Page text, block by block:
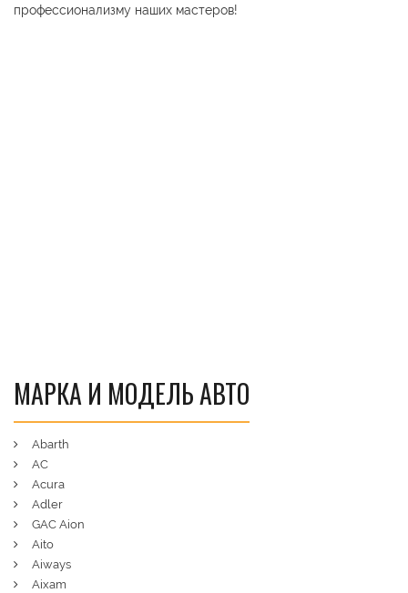
профессионализму наших мастеров!
МАРКА И МОДЕЛЬ АВТО
Abarth
AC
Acura
Adler
GAC Aion
Aito
Aiways
Aixam